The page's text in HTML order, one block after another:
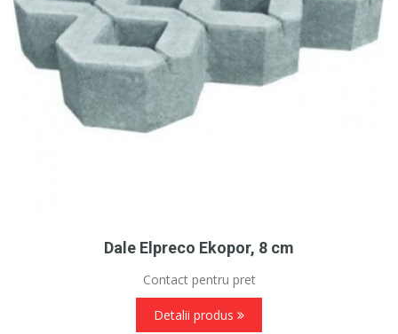
Dale Elpreco Ekopor, 8 cm
Contact pentru pret
Detalii produs